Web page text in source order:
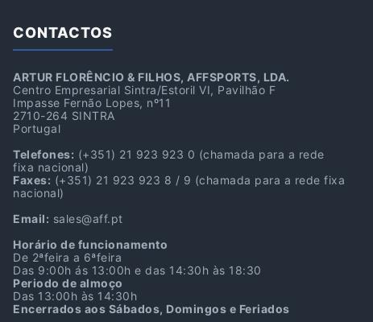
CONTACTOS
ARTUR FLORÊNCIO & FILHOS, AFFSPORTS, LDA.
Centro Empresarial Sintra/Estoril VI, Pavilhão F
Impasse Fernão Lopes, nº11
2710-264 SINTRA
Portugal
Telefones: (+351) 21 923 923 0 (chamada para a rede
fixa nacional)
Faxes: (+351) 21 923 923 8 / 9 (chamada para a rede fixa
nacional)
Email: sales@aff.pt
Horário de funcionamento
De 2ªfeira a 6ªfeira
Das 9:00h ás 13:00h e das 14:30h às 18:30
Periodo de almoço
Das 13:00h às 14:30h
Encerrados aos Sábados, Domingos e Feriados